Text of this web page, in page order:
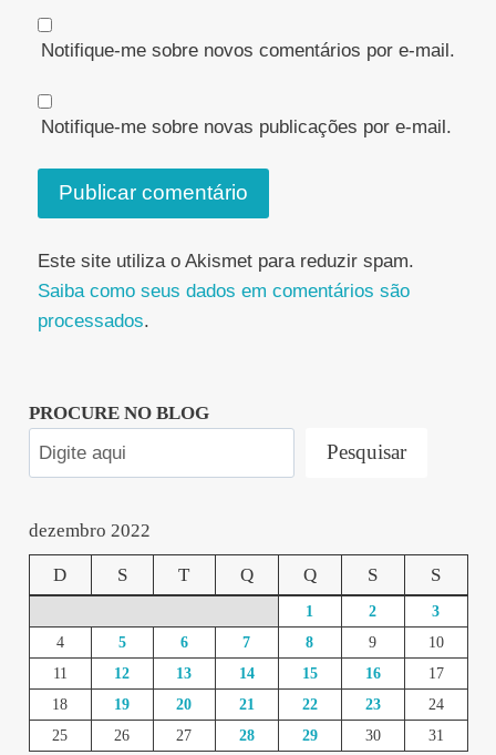
Notifique-me sobre novos comentários por e-mail.
Notifique-me sobre novas publicações por e-mail.
Este site utiliza o Akismet para reduzir spam.
Saiba como seus dados em comentários são
processados.
PROCURE NO BLOG
Pesquisar
dezembro 2022
D S T Q Q S S
1 2
3
4
5 6 7 8 9
10
11
12 13 14 15 16
17
18
19 20 21 22 23
24
25
26 27 28 29 30 31